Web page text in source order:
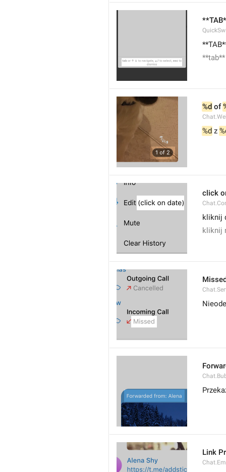
%d of
%d z
click
kliknij
kliknij
Link